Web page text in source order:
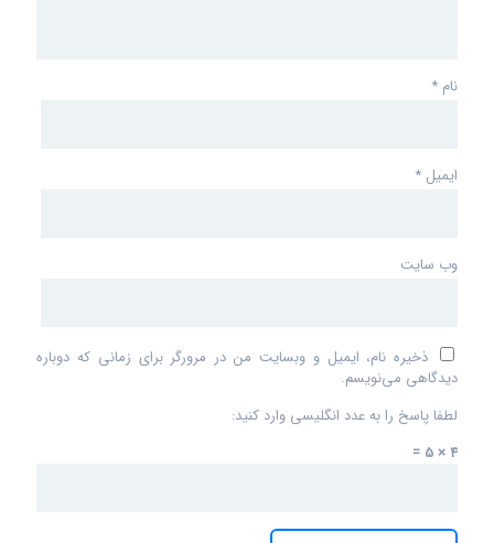
نام *
ایمیل *
وب‌ سایت
ذخیره نام، ایمیل و وبسایت من در مرورگر برای زمانی که دوباره
دیدگاهی می‌نویسم.
لطفا پاسخ را به عدد انگلیسی وارد کنید:
4 × 5 =